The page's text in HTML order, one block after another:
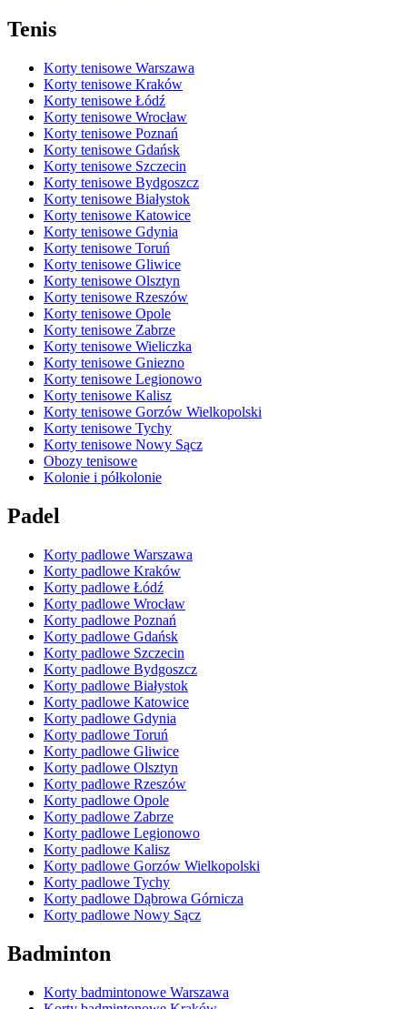
Tenis
Korty tenisowe Warszawa
Korty tenisowe Kraków
Korty tenisowe Łódź
Korty tenisowe Wrocław
Korty tenisowe Poznań
Korty tenisowe Gdańsk
Korty tenisowe Szczecin
Korty tenisowe Bydgoszcz
Korty tenisowe Białystok
Korty tenisowe Katowice
Korty tenisowe Gdynia
Korty tenisowe Toruń
Korty tenisowe Gliwice
Korty tenisowe Olsztyn
Korty tenisowe Rzeszów
Korty tenisowe Opole
Korty tenisowe Zabrze
Korty tenisowe Wieliczka
Korty tenisowe Gniezno
Korty tenisowe Legionowo
Korty tenisowe Kalisz
Korty tenisowe Gorzów Wielkopolski
Korty tenisowe Tychy
Korty tenisowe Nowy Sącz
Obozy tenisowe
Kolonie i półkolonie
Padel
Korty padlowe Warszawa
Korty padlowe Kraków
Korty padlowe Łódź
Korty padlowe Wrocław
Korty padlowe Poznań
Korty padlowe Gdańsk
Korty padlowe Szczecin
Korty padlowe Bydgoszcz
Korty padlowe Białystok
Korty padlowe Katowice
Korty padlowe Gdynia
Korty padlowe Toruń
Korty padlowe Gliwice
Korty padlowe Olsztyn
Korty padlowe Rzeszów
Korty padlowe Opole
Korty padlowe Zabrze
Korty padlowe Legionowo
Korty padlowe Kalisz
Korty padlowe Gorzów Wielkopolski
Korty padlowe Tychy
Korty padlowe Dąbrowa Górnicza
Korty padlowe Nowy Sącz
Badminton
Korty badmintonowe Warszawa